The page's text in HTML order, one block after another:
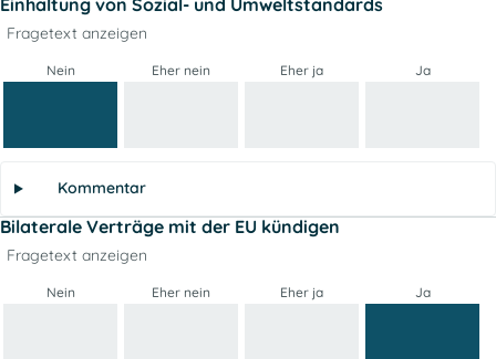
Fragetext anzeigen
Nein Eher nein Eher ja Ja
Kommentar
Bilaterale Verträge mit der EU kündigen
Fragetext anzeigen
Nein Eher nein Eher ja Ja